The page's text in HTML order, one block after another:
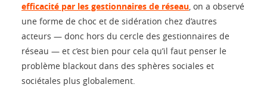
efficacité par les gestionnaires de réseau, on a observé
une forme de choc et de sidération chez d’autres
acteurs — donc hors du cercle des gestionnaires de
réseau — et c’est bien pour cela qu’il faut penser le
problème blackout dans des sphères sociales et
sociétales plus globalement.